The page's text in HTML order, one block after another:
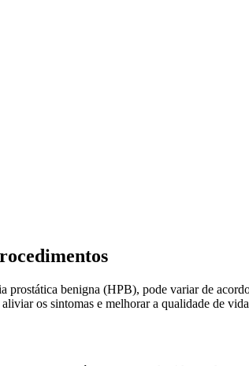
prostática benigna (HPB), pode variar de
os sintomas e melhorar a qualidade de